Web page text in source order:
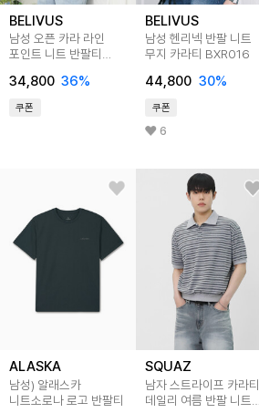
BELIVUS
남성 오픈 카라 라인
포인트 니트 반팔티
34,800 36%
쿠폰
BELIVUS
남성 헨리넥 반팔 니트
무지 카라티 BXR016
44,800 30%
쿠폰
6
ALASKA
남성) 알래스카
니트소로나 로고 반팔티
SQUAZ
남자 스트라이프 카라티
데일리 여름 반팔 니트